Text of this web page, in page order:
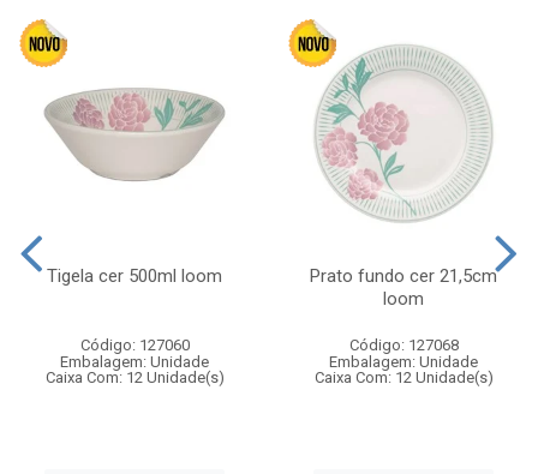
Tigela cer 500ml loom
Código: 127060
Embalagem: Unidade
Caixa Com: 12 Unidade(s)
Prato fundo cer 21,5cm
loom
Código: 127068
Embalagem: Unidade
Caixa Com: 12 Unidade(s)